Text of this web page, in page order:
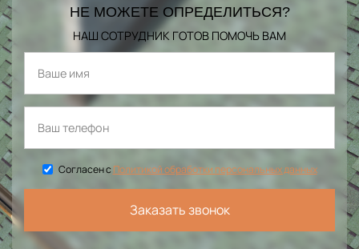
НЕ МОЖЕТЕ ОПРЕДЕЛИТЬСЯ?
НАШ СОТРУДНИК ГОТОВ ПОМОЧЬ ВАМ
Согласен сПолитикой обработки персональных данных
Заказать звонок